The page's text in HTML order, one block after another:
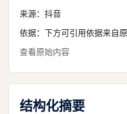
来源： 抖音
依据：下方可引用依据来自原
查看原始内容
结构化摘要